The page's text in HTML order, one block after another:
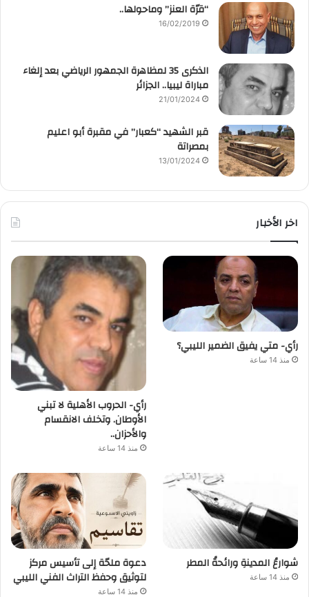
“قرّة العنز” وماحولها..
16/02/2019
الذكرى 35 لمظاهرة الجمهور الرياضي بعد إلغاء
مباراة ليبيا.. الجزائر
21/01/2024
قبر الشهيد “كعبار” في مقبرة أبو اعليم
بمصراتة
13/01/2024
اخر الأخبار
رأي- متي يفيق الضمير الليبي؟
منذ 14 ساعة
رأي- الحروب الأهلية لا تبني
الأوطان. وتخلف الانقسام
والأحزان..
منذ 14 ساعة
شوارعُ المدينةِ ورائحةُ المطر
منذ 14 ساعة
دعوة ملحّة إلى تأسيس مركز
لتوثيق وحفظ التراث الفني الليبي
منذ 14 ساعة